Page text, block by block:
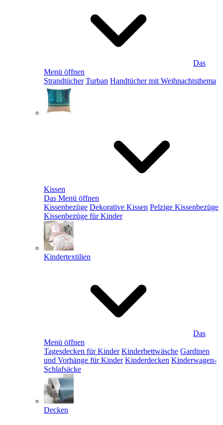
Das
Menü öffnen
Strandtücher Turban Handtücher mit Weihnachtsthema
Kissen
Das Menü öffnen
Kissenbezüge Dekorative Kissen Pelzige Kissenbezüge
Kissenbezüge für Kinder
Kindertextilien
Das
Menü öffnen
Tagesdecken für Kinder Kinderbettwäsche Gardinen
und Vorhänge für Kinder Kinderdecken Kinderwagen-
Schlafsäcke
Decken